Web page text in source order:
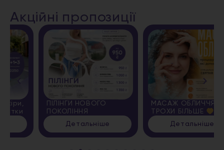
Акційні пропозиції
ПІЛІНГИ НОВОГО
ПОКОЛІННЯ
Детальніше
МАСАЖ ОБЛИЧЧЯ + ЩЕ
ТРОХИ БІЛЬШЕ
Детальніше